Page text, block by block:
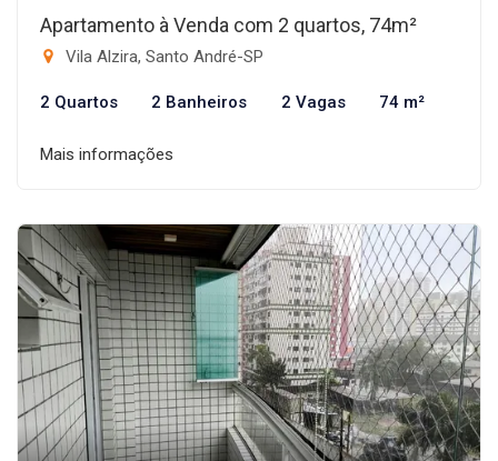
Apartamento à Venda com 2 quartos, 74m²
Vila Alzira, Santo André-SP
2 Quartos 2 Banheiros 2 Vagas 74 m²
Mais informações